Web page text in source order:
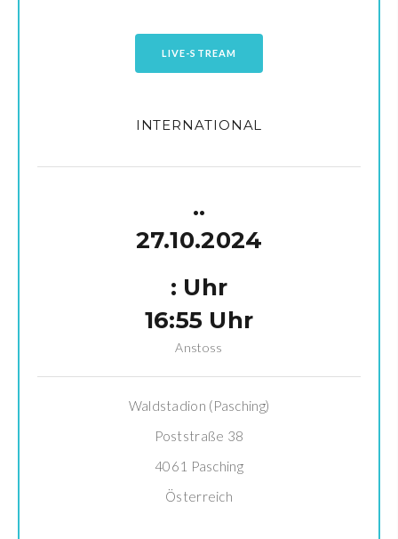
LIVE-STREAM
INTERNATIONAL
..
27.10.2024
: Uhr
16:55 Uhr
Anstoss
Waldstadion (Pasching)
Poststraße 38
4061 Pasching
Österreich